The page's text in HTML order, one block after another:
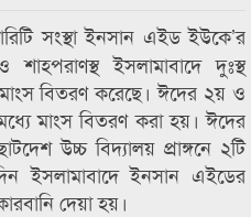
সংস্থা ইনসান এইড ইউকে’র
ইসলামাবাদে দুঃস্থ
বিতরণ করেছে। ঈদের ২য় ও
মাংস বিতরণ করা হয়। ঈদের
উচ্চ বিদ্যালয় প্রাঙ্গনে ২টি
ইনসান এইডের
দেয়া হয়।